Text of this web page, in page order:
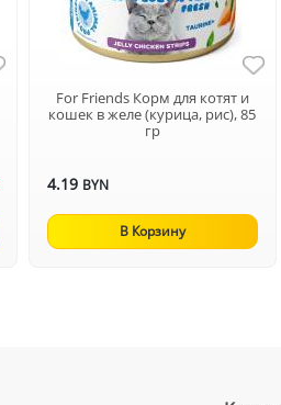
For Friends Корм для котят и
кошек в желе (курица, рис), 85
гр
4.19 BYN
В Корзину